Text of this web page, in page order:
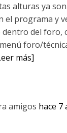
alturas ya
el programa y
dentro del foro,
foro/
más]
amigos hace 7